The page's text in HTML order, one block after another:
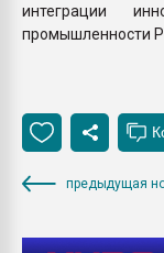
интеграции
промышленности
предыдущая